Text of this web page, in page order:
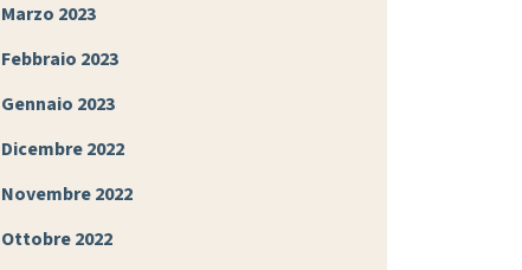
Marzo 2023
Febbraio 2023
Gennaio 2023
Dicembre 2022
Novembre 2022
Ottobre 2022